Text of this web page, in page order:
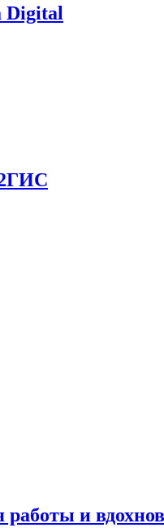
Digital
2ГИС
и